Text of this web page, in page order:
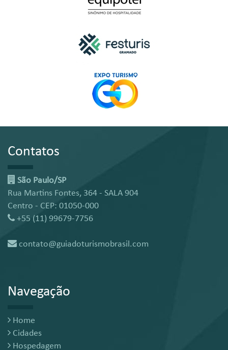
Contatos
São Paulo/SP
Rua Martins Fontes, 364 - SALA 904
Centro - CEP: 01050-000
+55 (11) 99679-7756
contato@guiadoturismobrasil.com
Navegação
Home
Cidades
Hospedagem